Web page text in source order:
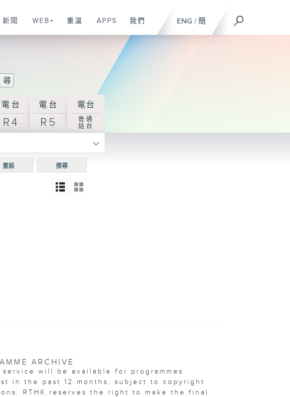
ENG / 簡
新聞 WEB+ 重溫 APPS 我們
電台
R4
電台
R5
電台
普通
話台
搜尋
重設
ARCHIVE
service will be available for programmes
in the past 12 months, subject to copyright
RTHK reserves the right to make the final